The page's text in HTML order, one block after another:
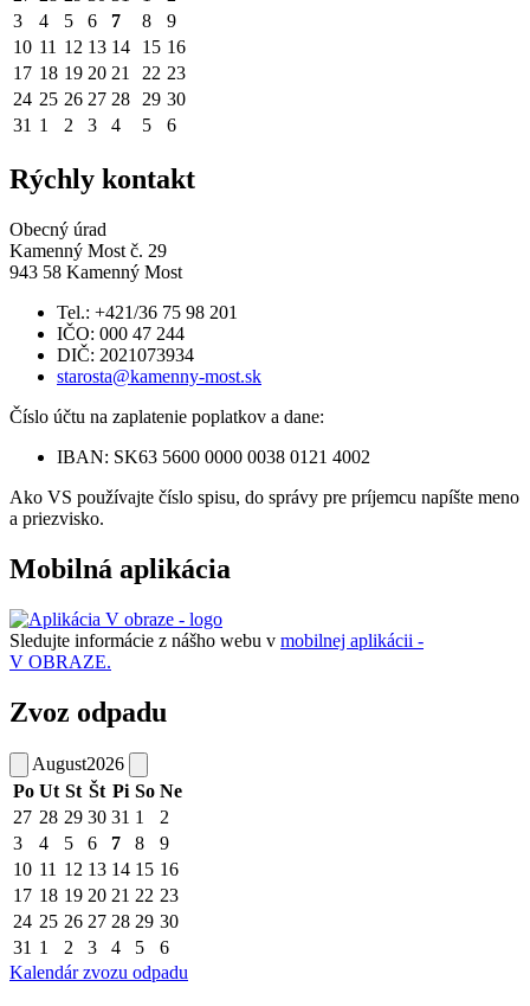
3
4 5 6 7 8
9
10 11 12 13 14 15 16
17 18 19 20 21 22 23
24 25 26 27 28 29 30
31 1 2 3 4 5 6
Rýchly kontakt
Obecný úrad
Kamenný Most č. 29
943 58 Kamenný Most
Tel.: +421/36 75 98 201
IČO: 000 47 244
DIČ: 2021073934
starosta@kamenny-most.sk
Číslo účtu na zaplatenie poplatkov a dane:
IBAN: SK63 5600 0000 0038 0121 4002
Ako VS používajte číslo spisu, do správy pre príjemcu napíšte meno
a priezvisko.
Mobilná aplikácia
Sledujte informácie z nášho webu v mobilnej aplikácii -
V OBRAZE.
Zvoz odpadu
August2026
Po Ut St Št Pi So Ne
27 28 29 30 31 1
2
3
4 5 6 7 8
9
10 11 12 13 14 15 16
17 18 19 20 21 22 23
24 25 26 27 28 29 30
31 1 2 3 4 5
6
Kalendár zvozu odpadu